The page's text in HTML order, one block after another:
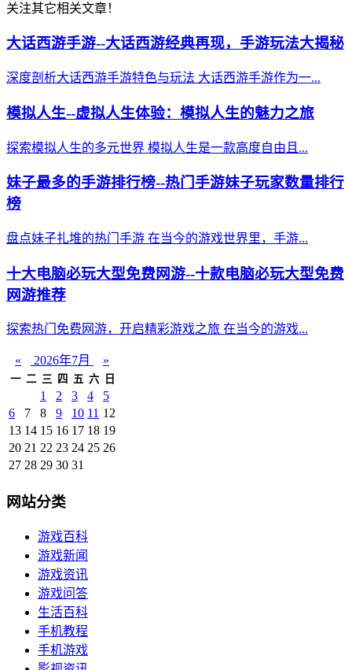
关注其它相关文章！
大话西游手游--大话西游经典再现，手游玩法大揭秘
深度剖析大话西游手游特色与玩法 大话西游手游作为一...
模拟人生--虚拟人生体验：模拟人生的魅力之旅
探索模拟人生的多元世界 模拟人生是一款高度自由且...
妹子最多的手游排行榜--热门手游妹子玩家数量排行
榜
盘点妹子扎堆的热门手游 在当今的游戏世界里，手游...
十大电脑必玩大型免费网游--十款电脑必玩大型免费
网游推荐
探索热门免费网游，开启精彩游戏之旅 在当今的游戏...
« 2026年7月 »
一 二 三 四 五 六 日
1 2 3 4
5
6
7 8 9 10 11 12
13 14 15 16 17 18 19
20 21 22 23 24 25 26
27 28 29 30 31
网站分类
游戏百科
游戏新闻
游戏资讯
游戏问答
生活百科
手机教程
手机游戏